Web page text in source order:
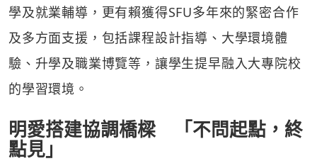
學及就業輔導，更有賴獲得SFU多年來的緊密合作
及多方面支援，包括課程設計指導、大學環境體
驗、升學及職業博覽等，讓學生提早融入大專院校
的學習環境。
明愛搭建協調橋樑 「不問起點，終
點見」